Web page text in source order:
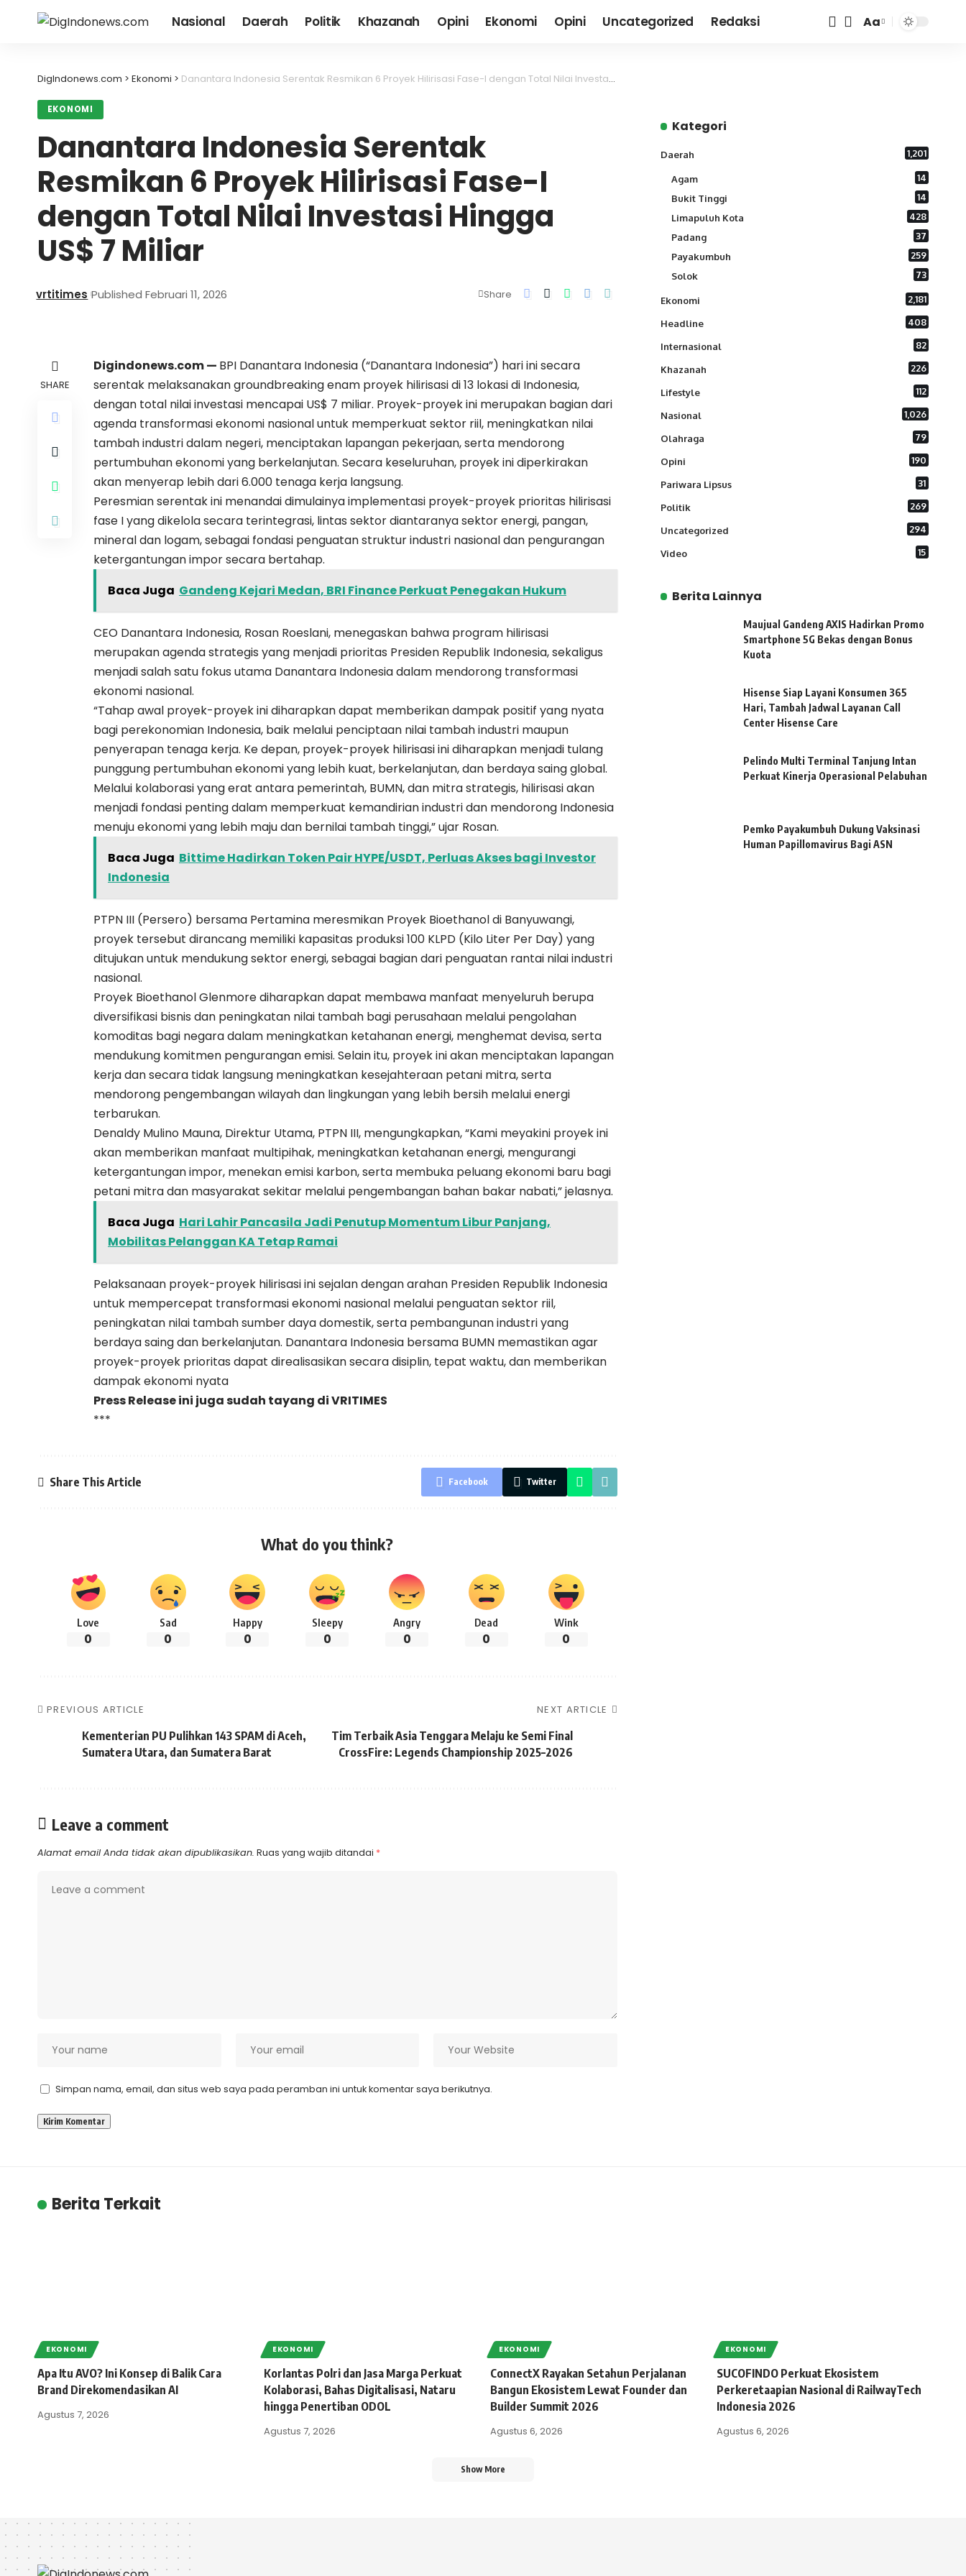
Nasional Daerah Politik Khazanah Opini Ekonomi Opini Uncategorized Redaksi
Font
Aa
DigIndonews.com > Ekonomi > Danantara Indonesia Serentak Resmikan 6 Proyek Hilirisasi Fase-I dengan Total Nilai Investasi Hingga US$ 7 Miliar
EKONOMI
Danantara Indonesia Serentak
Resmikan 6 Proyek Hilirisasi Fase-I
dengan Total Nilai Investasi Hingga
US$ 7 Miliar
vrtitimes Published Februari 11, 2026 Share
SHARE
Digindonews.com — BPI Danantara Indonesia (“Danantara Indonesia”) hari ini secara
serentak melaksanakan groundbreaking enam proyek hilirisasi di 13 lokasi di Indonesia,
dengan total nilai investasi mencapai US$ 7 miliar. Proyek-proyek ini merupakan bagian dari
agenda transformasi ekonomi nasional untuk memperkuat sektor riil, meningkatkan nilai
tambah industri dalam negeri, menciptakan lapangan pekerjaan, serta mendorong
pertumbuhan ekonomi yang berkelanjutan. Secara keseluruhan, proyek ini diperkirakan
akan menyerap lebih dari 6.000 tenaga kerja langsung.
Peresmian serentak ini menandai dimulainya implementasi proyek-proyek prioritas hilirisasi
fase I yang dikelola secara terintegrasi, lintas sektor diantaranya sektor energi, pangan,
mineral dan logam, sebagai fondasi penguatan struktur industri nasional dan pengurangan
ketergantungan impor secara bertahap.
Baca Juga Gandeng Kejari Medan, BRI Finance Perkuat Penegakan Hukum
CEO Danantara Indonesia, Rosan Roeslani, menegaskan bahwa program hilirisasi
merupakan agenda strategis yang menjadi prioritas Presiden Republik Indonesia, sekaligus
menjadi salah satu fokus utama Danantara Indonesia dalam mendorong transformasi
ekonomi nasional.
“Tahap awal proyek-proyek ini diharapkan dapat memberikan dampak positif yang nyata
bagi perekonomian Indonesia, baik melalui penciptaan nilai tambah industri maupun
penyerapan tenaga kerja. Ke depan, proyek-proyek hilirisasi ini diharapkan menjadi tulang
punggung pertumbuhan ekonomi yang lebih kuat, berkelanjutan, dan berdaya saing global.
Melalui kolaborasi yang erat antara pemerintah, BUMN, dan mitra strategis, hilirisasi akan
menjadi fondasi penting dalam memperkuat kemandirian industri dan mendorong Indonesia
menuju ekonomi yang lebih maju dan bernilai tambah tinggi,” ujar Rosan.
Baca Juga Bittime Hadirkan Token Pair HYPE/USDT, Perluas Akses bagi Investor
Indonesia
PTPN III (Persero) bersama Pertamina meresmikan Proyek Bioethanol di Banyuwangi,
proyek tersebut dirancang memiliki kapasitas produksi 100 KLPD (Kilo Liter Per Day) yang
ditujukan untuk mendukung sektor energi, sebagai bagian dari penguatan rantai nilai industri
nasional.
Proyek Bioethanol Glenmore diharapkan dapat membawa manfaat menyeluruh berupa
diversifikasi bisnis dan peningkatan nilai tambah bagi perusahaan melalui pengolahan
komoditas bagi negara dalam meningkatkan ketahanan energi, menghemat devisa, serta
mendukung komitmen pengurangan emisi. Selain itu, proyek ini akan menciptakan lapangan
kerja dan secara tidak langsung meningkatkan kesejahteraan petani mitra, serta
mendorong pengembangan wilayah dan lingkungan yang lebih bersih melalui energi
terbarukan.
Denaldy Mulino Mauna, Direktur Utama, PTPN III, mengungkapkan, “Kami meyakini proyek ini
akan memberikan manfaat multipihak, meningkatkan ketahanan energi, mengurangi
ketergantungan impor, menekan emisi karbon, serta membuka peluang ekonomi baru bagi
petani mitra dan masyarakat sekitar melalui pengembangan bahan bakar nabati,” jelasnya.
Baca Juga Hari Lahir Pancasila Jadi Penutup Momentum Libur Panjang,
Mobilitas Pelanggan KA Tetap Ramai
Pelaksanaan proyek-proyek hilirisasi ini sejalan dengan arahan Presiden Republik Indonesia
untuk mempercepat transformasi ekonomi nasional melalui penguatan sektor riil,
peningkatan nilai tambah sumber daya domestik, serta pembangunan industri yang
berdaya saing dan berkelanjutan. Danantara Indonesia bersama BUMN memastikan agar
proyek-proyek prioritas dapat direalisasikan secara disiplin, tepat waktu, dan memberikan
dampak ekonomi nyata
Press Release ini juga sudah tayang diVRITIMES
***
Share This Article Facebook Twitter
What do you think?
Love
0
Sad
0
Happy
0
Sleepy
0
Angry
0
Dead
0
Wink
0
PREVIOUS ARTICLE
Kementerian PU Pulihkan 143 SPAM di Aceh,
Sumatera Utara, dan Sumatera Barat
NEXT ARTICLE
Tim Terbaik Asia Tenggara Melaju ke Semi Final
CrossFire: Legends Championship 2025–2026
Leave a comment
Alamat email Anda tidak akan dipublikasikan. Ruas yang wajib ditandai *
Simpan nama, email, dan situs web saya pada peramban ini untuk komentar saya berikutnya.
Kategori
Daerah 1,201
Agam
14
Bukit Tinggi
14
Limapuluh Kota
428
Padang
37
Payakumbuh
259
Solok
73
Ekonomi 2,181
Headline 408
Internasional 82
Khazanah 226
Lifestyle 112
Nasional 1,026
Olahraga 79
Opini 190
Pariwara Lipsus 31
Politik 269
Uncategorized 294
Video 15
Berita Lainnya
Maujual Gandeng AXIS Hadirkan Promo
Smartphone 5G Bekas dengan Bonus
Kuota
Hisense Siap Layani Konsumen 365
Hari, Tambah Jadwal Layanan Call
Center Hisense Care
Pelindo Multi Terminal Tanjung Intan
Perkuat Kinerja Operasional Pelabuhan
Pemko Payakumbuh Dukung Vaksinasi
Human Papillomavirus Bagi ASN
Berita Terkait
EKONOMI
Apa Itu AVO? Ini Konsep di Balik Cara
Brand Direkomendasikan AI
Agustus 7, 2026
EKONOMI
Korlantas Polri dan Jasa Marga Perkuat
Kolaborasi, Bahas Digitalisasi, Nataru
hingga Penertiban ODOL
Agustus 7, 2026
EKONOMI
ConnectX Rayakan Setahun Perjalanan
Bangun Ekosistem Lewat Founder dan
Builder Summit 2026
Agustus 6, 2026
EKONOMI
SUCOFINDO Perkuat Ekosistem
Perkeretaapian Nasional di RailwayTech
Indonesia 2026
Agustus 6, 2026
Show More